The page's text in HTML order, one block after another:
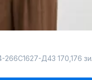
Д43 170,176 зимнее_небо